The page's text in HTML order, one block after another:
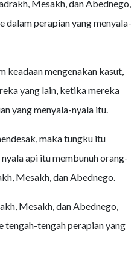
Mesakh, dan Abednego,
dalam perapian yang menyala-
keadaan mengenakan kasut,
yang lain, ketika mereka
yang menyala-nyala itu.
maka tungku itu
api itu membunuh orang-
Mesakh, dan Abednego.
Mesakh, dan Abednego,
tengah-tengah perapian yang